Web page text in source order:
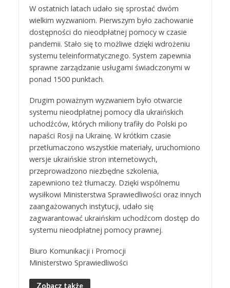
W ostatnich latach udało się sprostać dwóm
wielkim wyzwaniom. Pierwszym było zachowanie
dostępności do nieodpłatnej pomocy w czasie
pandemii. Stało się to możliwe dzięki wdrożeniu
systemu teleinformatycznego. System zapewnia
sprawne zarządzanie usługami świadczonymi w
ponad 1500 punktach.
Drugim poważnym wyzwaniem było otwarcie
systemu nieodpłatnej pomocy dla ukraińskich
uchodźców, których miliony trafiły do Polski po
napaści Rosji na Ukrainę. W krótkim czasie
przetłumaczono wszystkie materiały, uruchomiono
wersje ukraińskie stron internetowych,
przeprowadzono niezbędne szkolenia,
zapewniono też tłumaczy. Dzięki wspólnemu
wysiłkowi Ministerstwa Sprawiedliwości oraz innych
zaangażowanych instytucji, udało się
zagwarantować ukraińskim uchodźcom dostęp do
systemu nieodpłatnej pomocy prawnej.
Biuro Komunikacji i Promocji
Ministerstwo Sprawiedliwości
Zobacz także